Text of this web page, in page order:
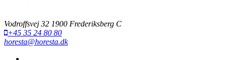
Vodroffsvej 32 1900 Frederiksberg C
+45 35 24 80 80
horesta@horesta.dk